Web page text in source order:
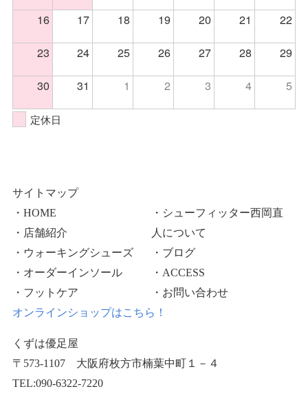
16
17 18 19 20 21
22
23
24 25 26 27 28
29
30
31 1 2 3 4 5
定休日
サイトマップ
・HOME
・店舗紹介
・ウォーキングシューズ
・オーダーインソール
・フットケア
・シューフィッター西岡直
人について
・ブログ
・ACCESS
・お問い合わせ
オンラインショップはこちら！
くずは優足屋
〒573-1107 大阪府枚方市楠葉中町１－４
TEL:090-6322-7220